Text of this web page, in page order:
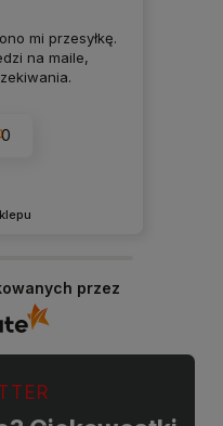
zadowoleni, że
że do nas wrócisz
mi przesyłkę.
na maile,
0
przez